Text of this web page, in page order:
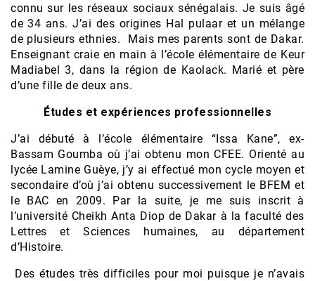
connu sur les réseaux sociaux sénégalais. Je suis âgé
de 34 ans. J’ai des origines Hal pulaar et un mélange
de plusieurs ethnies. Mais mes parents sont de Dakar.
Enseignant craie en main à l’école élémentaire de Keur
Madiabel 3, dans la région de Kaolack. Marié et père
d’une fille de deux ans.
Études et expériences professionnelles
J’ai débuté à l’école élémentaire “Issa Kane”, ex-
Bassam Goumba où j’ai obtenu mon CFEE. Orienté au
lycée Lamine Guèye, j’y ai effectué mon cycle moyen et
secondaire d’où j’ai obtenu successivement le BFEM et
le BAC en 2009. Par la suite, je me suis inscrit à
l’université Cheikh Anta Diop de Dakar à la faculté des
Lettres et Sciences humaines, au département
d’Histoire.
Des études très difficiles pour moi puisque je n’avais